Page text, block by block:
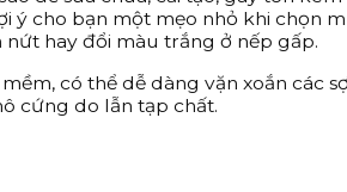
ý cho bạn một mẹo nhỏ khi chọn
nứt hay đổi màu trắng ở nếp gấp.
có thể dễ dàng vặn xoắn các
cứng do lẫn tạp chất.